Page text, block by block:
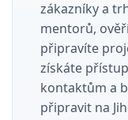
zákazníky a
mentorů,
připravíte
získáte
kontaktům a
připravit na